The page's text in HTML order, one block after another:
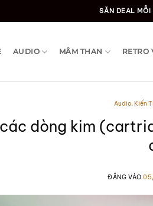
SĂN DEAL MỖI
AUDIO MÂM THAN RETRO
Audio,Kiến
dòng kim
ĐĂNG VÀO